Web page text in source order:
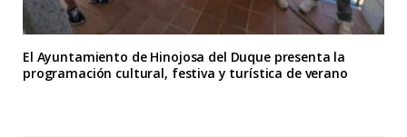
El Ayuntamiento de Hinojosa del Duque presenta la
programación cultural, festiva y turística de verano